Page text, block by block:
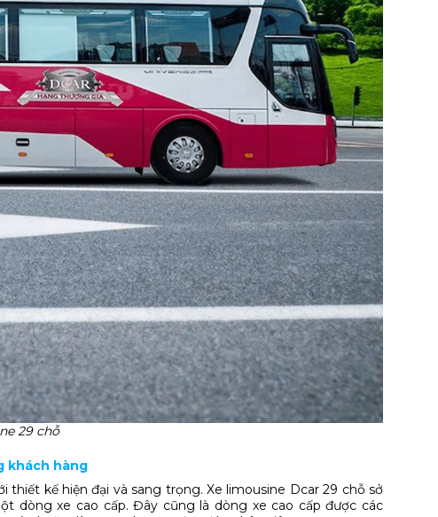
29 chỗ
khách hàng
kế hiện đại và sang trọng. Xe limousine Dcar 29 chỗ sở
dòng xe cao cấp. Đây cũng là dòng xe cao cấp được các